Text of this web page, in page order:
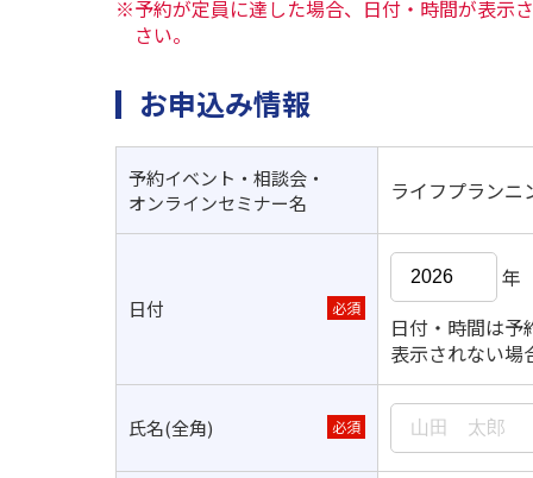
※予約が定員に達した場合、日付・時間が表示
さい。
お申込み情報
予約イベント・相談会・
オンラインセミナー名
ライフプランニ
日付 必須
年
日付・時間は予
表示されない場
氏名(全角) 必須